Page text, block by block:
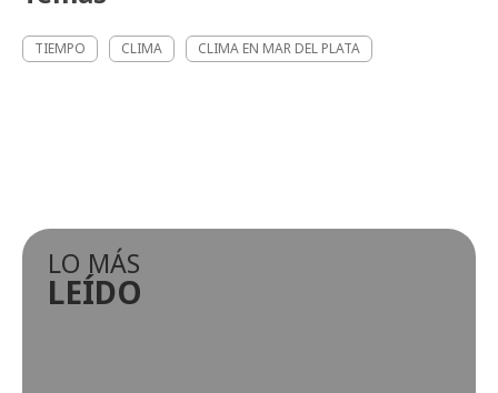
TIEMPO CLIMA CLIMA EN MAR DEL PLATA
LO MÁS
LEÍDO